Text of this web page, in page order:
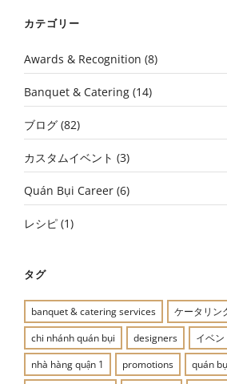
カテゴリー
Awards & Recognition (8)
Banquet & Catering (14)
ブログ (82)
カスタムイベント (3)
Quán Bụi Career (6)
レシピ (1)
タグ
banquet & catering services ケータリン
chi nhánh quán bụi
designers イベン
nhà hàng quận 1
promotions quán